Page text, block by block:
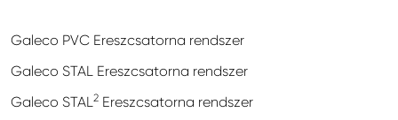
Galeco PVC Ereszcsatorna rendszer
Galeco STAL Ereszcsatorna rendszer
Galeco STAL2 Ereszcsatorna rendszer